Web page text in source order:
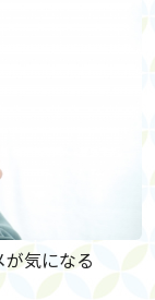
気になる